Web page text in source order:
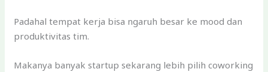
Padahal tempat kerja bisa ngaruh besar ke mood dan
produktivitas tim.
Makanya banyak startup sekarang lebih pilih coworking